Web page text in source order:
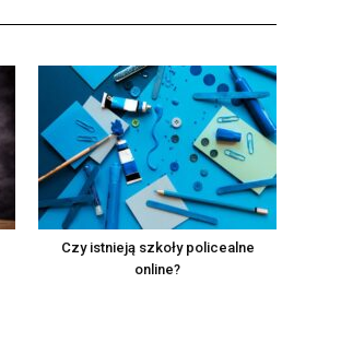
Czy istnieją szkoły policealne
online?